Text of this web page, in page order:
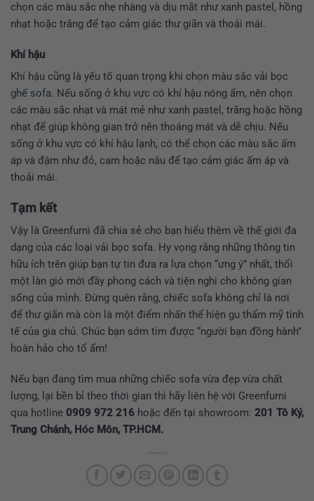
chọn các màu sắc nhẹ nhàng và dịu mắt như xanh pastel, hồng
nhạt hoặc trắng để tạo cảm giác thư giãn và thoải mái.
Khí hậu
Khí hậu cũng là yếu tố quan trọng khi chọn màu sắc vải bọc
ghế sofa. Nếu sống ở khu vực có khí hậu nóng ẩm, nên chọn
các màu sắc nhạt và mát mẻ như xanh pastel, trắng hoặc hồng
nhạt để giúp không gian trở nên thoáng mát và dễ chịu. Nếu
sống ở khu vực có khí hậu lạnh, có thể chọn các màu sắc ấm
áp và đậm như đỏ, cam hoặc nâu để tạo cảm giác ấm áp và
thoải mái.
Tạm kết
Vậy là Greenfurni đã chia sẻ cho bạn hiểu thêm về thế giới đa
dạng của các loại vải bọc sofa. Hy vọng rằng những thông tin
hữu ích trên giúp bạn tự tin đưa ra lựa chọn “ưng ý” nhất, thổi
một làn gió mới đầy phong cách và tiện nghi cho không gian
sống của mình. Đừng quên rằng, chiếc sofa không chỉ là nơi
để thư giãn mà còn là một điểm nhấn thể hiện gu thẩm mỹ tinh
tế của gia chủ. Chúc bạn sớm tìm được “người bạn đồng hành”
hoàn hảo cho tổ ấm!
Nếu bạn đang tìm mua những chiếc sofa vừa đẹp vừa chất
lượng, lại bền bỉ theo thời gian thì hãy liên hệ với Greenfurni
qua hotline 0909 972 216 hoặc đến tại showroom: 201 Tô Ký,
Trung Chánh, Hóc Môn, TP.HCM.